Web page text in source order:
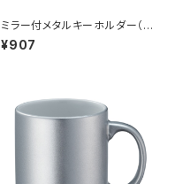
ミラー付メタルキーホルダー（ラ
ウンド） マットシルバー MG
¥907